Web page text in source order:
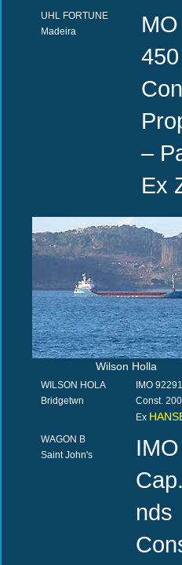
UHL FORTUNE
Madeira
–
Ex
Wilson Holla
WILSON HOLA
Bridgetwn
IMO
Const.
Ex
WAGON B
Saint John's
nds